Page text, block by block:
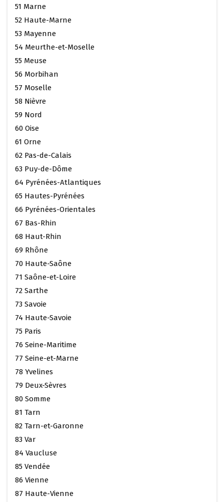
51 Marne
52 Haute-Marne
53 Mayenne
54 Meurthe-et-Moselle
55 Meuse
56 Morbihan
57 Moselle
58 Nièvre
59 Nord
60 Oise
61 Orne
62 Pas-de-Calais
63 Puy-de-Dôme
64 Pyrénées-Atlantiques
65 Hautes-Pyrénées
66 Pyrénées-Orientales
67 Bas-Rhin
68 Haut-Rhin
69 Rhône
70 Haute-Saône
71 Saône-et-Loire
72 Sarthe
73 Savoie
74 Haute-Savoie
75 Paris
76 Seine-Maritime
77 Seine-et-Marne
78 Yvelines
79 Deux-Sèvres
80 Somme
81 Tarn
82 Tarn-et-Garonne
83 Var
84 Vaucluse
85 Vendée
86 Vienne
87 Haute-Vienne